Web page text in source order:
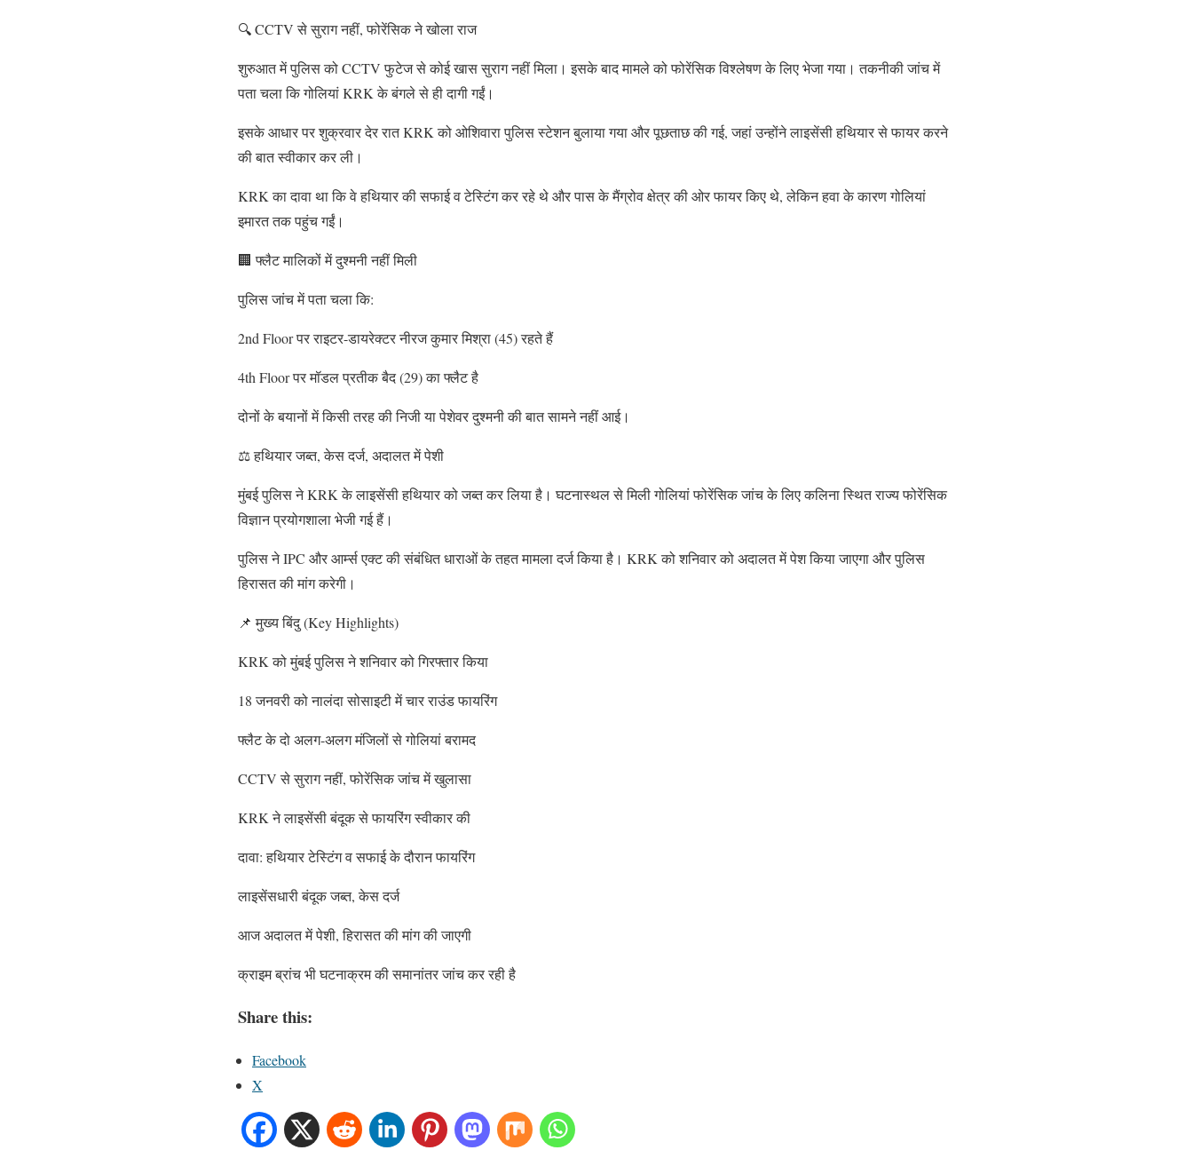
🔍 CCTV से सुराग नहीं, फोरेंसिक ने खोला राज
शुरुआत में पुलिस को CCTV फुटेज से कोई खास सुराग नहीं मिला। इसके बाद मामले को फोरेंसिक विश्लेषण के लिए भेजा गया। तकनीकी जांच में
पता चला कि गोलियां KRK के बंगले से ही दागी गईं।
इसके आधार पर शुक्रवार देर रात KRK को ओशिवारा पुलिस स्टेशन बुलाया गया और पूछताछ की गई, जहां उन्होंने लाइसेंसी हथियार से फायर करने
की बात स्वीकार कर ली।
KRK का दावा था कि वे हथियार की सफाई व टेस्टिंग कर रहे थे और पास के मैंग्रोव क्षेत्र की ओर फायर किए थे, लेकिन हवा के कारण गोलियां
इमारत तक पहुंच गईं।
🏢 फ्लैट मालिकों में दुश्मनी नहीं मिली
पुलिस जांच में पता चला कि:
2nd Floor पर राइटर-डायरेक्टर नीरज कुमार मिश्रा (45) रहते हैं
4th Floor पर मॉडल प्रतीक बैद (29) का फ्लैट है
दोनों के बयानों में किसी तरह की निजी या पेशेवर दुश्मनी की बात सामने नहीं आई।
⚖️ हथियार जब्त, केस दर्ज, अदालत में पेशी
मुंबई पुलिस ने KRK के लाइसेंसी हथियार को जब्त कर लिया है। घटनास्थल से मिली गोलियां फोरेंसिक जांच के लिए कलिना स्थित राज्य फोरेंसिक
विज्ञान प्रयोगशाला भेजी गई हैं।
पुलिस ने IPC और आर्म्स एक्ट की संबंधित धाराओं के तहत मामला दर्ज किया है। KRK को शनिवार को अदालत में पेश किया जाएगा और पुलिस
हिरासत की मांग करेगी।
📌 मुख्य बिंदु (Key Highlights)
KRK को मुंबई पुलिस ने शनिवार को गिरफ्तार किया
18 जनवरी को नालंदा सोसाइटी में चार राउंड फायरिंग
फ्लैट के दो अलग-अलग मंजिलों से गोलियां बरामद
CCTV से सुराग नहीं, फोरेंसिक जांच में खुलासा
KRK ने लाइसेंसी बंदूक से फायरिंग स्वीकार की
दावा: हथियार टेस्टिंग व सफाई के दौरान फायरिंग
लाइसेंसधारी बंदूक जब्त, केस दर्ज
आज अदालत में पेशी, हिरासत की मांग की जाएगी
क्राइम ब्रांच भी घटनाक्रम की समानांतर जांच कर रही है
Share this:
Facebook
X